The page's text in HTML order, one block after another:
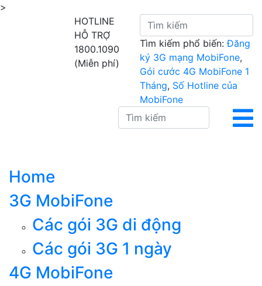
>
HOTLINE
HỖ TRỢ
1800.1090
(Miễn phí)
Tìm kiếm phổ biến: Đăng
ký 3G mạng MobiFone,
Gói cước 4G MobiFone 1
Tháng, Số Hotline của
MobiFone
Home
3G MobiFone
Các gói 3G di động
Các gói 3G 1 ngày
4G MobiFone